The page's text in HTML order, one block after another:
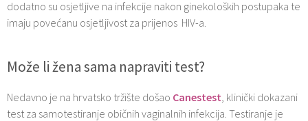
dodatno su osjetljive na infekcije nakon ginekoloških postupaka te
imaju povećanu osjetljivost za prijenos HIV-a.
Može li žena sama napraviti test?
Nedavno je na hrvatsko tržište došao Canestest , klinički dokazani
test za samotestiranje običnih vaginalnih infekcija. Testiranje je